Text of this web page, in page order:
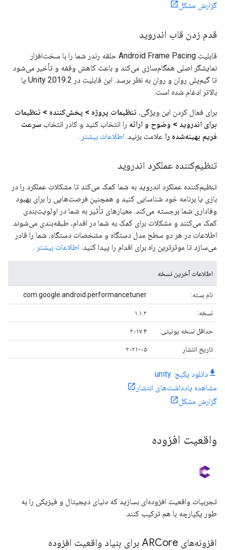
گزارش مشکل
قدم زدن قاب اندروید
قابلیت Android Frame Pacing حلقه رندر شما را با سخت‌افزار
نمایشگر اصلی همگام‌سازی می‌کند و باعث کاهش وقفه و تأخیر می‌شود
تا گیم‌پلی روان و روان به نظر برسد. این قابلیت در Unity 2019.2 یا
بالاتر ادغام شده است.
برای فعال کردن این ویژگی، تنظیمات پروژه > پخش‌کننده > تنظیمات
برای اندروید > وضوح و ارائه را انتخاب کنید و کادر انتخاب سرعت
فریم بهینه‌شده را علامت بزنید. اطلاعات بیشتر .
تنظیم‌کننده عملکرد اندروید
تنظیم‌کننده عملکرد اندروید به شما کمک می‌کند تا مشکلات عملکرد را در
بازی یا برنامه خود شناسایی کنید و همچنین فرصت‌هایی را برای بهبود
وفاداری شما برجسته می‌کند. معیارهای تأثیر به شما در اولویت‌بندی
کمک می‌کنند و مشکلات برای کمک به شما در اقدام، طبقه‌بندی می‌شوند.
اطلاعات در هر دو سطح مدل دستگاه و مشخصات دستگاه، شما را قادر
می‌سازد تا موثرترین راه برای اقدام را پیدا کنید. اطلاعات بیشتر .
اطلاعات آخرین نسخه
نام بسته: com.google.android.performancetuner
نسخه: ۱.۱.۲
حداقل نسخه یونیتی: ۲۰۱۷.۴
تاریخ انتشار ۲۰۲۱-۰۵
دانلود پکیج .unity
مشاهده یادداشت‌های انتشار
گزارش مشکل
واقعیت افزوده
تجربیات واقعیت افزوده‌ای بسازید که دنیای دیجیتال و فیزیکی را به
طور یکپارچه با هم ترکیب کنند.
افزونه‌های ARCore برای بنیاد واقعیت افزوده